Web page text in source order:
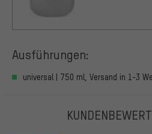
Ausführungen:
universal | 750 ml, Versand in 1-3